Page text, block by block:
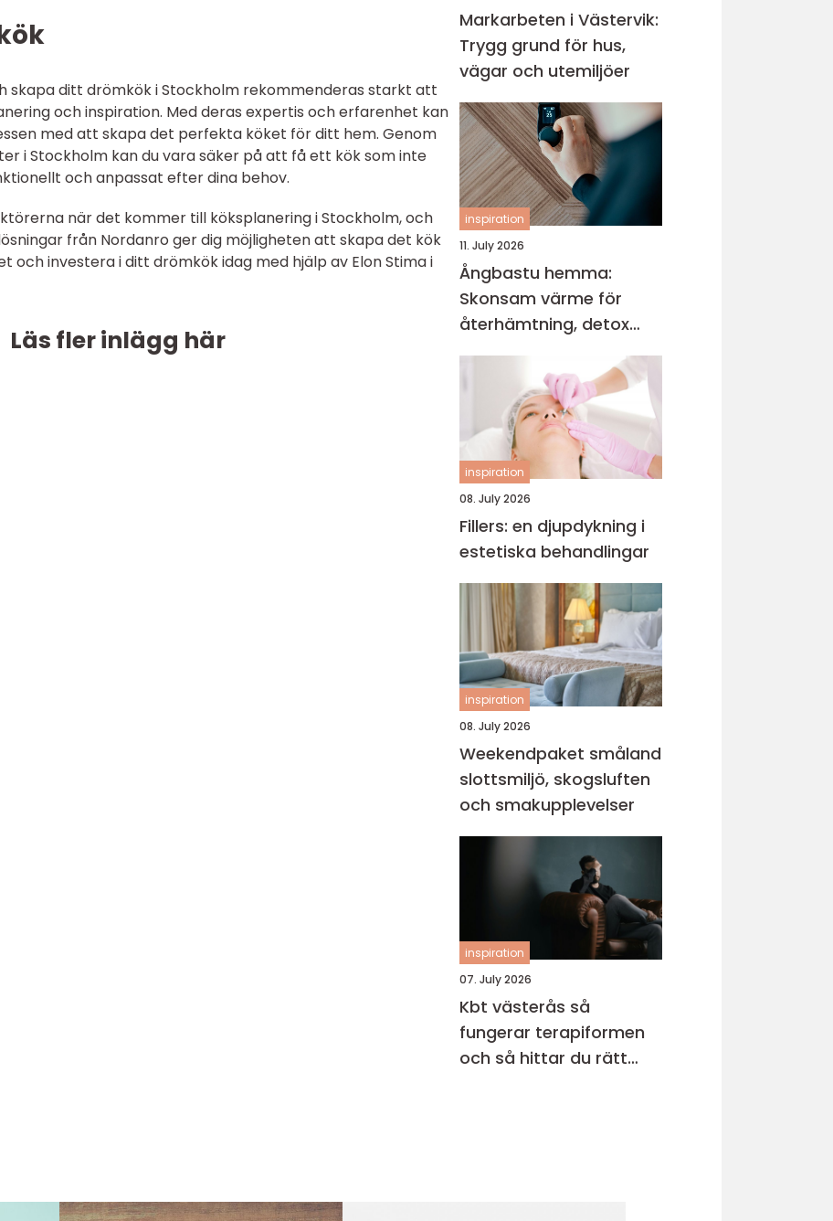
skapa ditt drömkök i Stockholm rekommenderas starkt att
och inspiration. Med deras expertis och erfarenhet kan
med att skapa det perfekta köket för ditt hem. Genom
i Stockholm kan du vara säker på att få ett kök som inte
och anpassat efter dina behov.
när det kommer till köksplanering i Stockholm, och
från Nordanro ger dig möjligheten att skapa det kök
och investera i ditt drömkök idag med hjälp av Elon Stima i
Läs fler inlägg här
Markarbeten i Västervik:
Trygg grund för hus,
vägar och utemiljöer
inspiration
11. July 2026
Ångbastu hemma:
Skonsam värme för
återhämtning, detox
och mental balans
inspiration
08. July 2026
Fillers: en djupdykning i
estetiska behandlingar
inspiration
08. July 2026
Weekendpaket småland
slottsmiljö, skogsluften
och smakupplevelser
inspiration
07. July 2026
Kbt västerås så
fungerar terapiformen
och så hittar du rätt